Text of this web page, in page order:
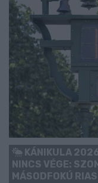
KÁNIKULA
NINCS VÉGE:
MÁSODFOKÚ